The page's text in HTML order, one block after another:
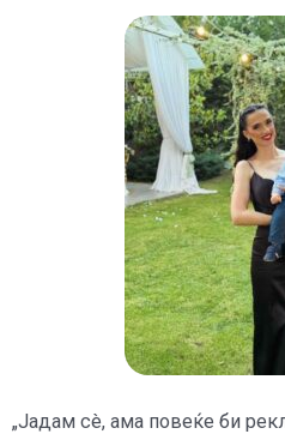
„Јадам сè, ама повеќе би